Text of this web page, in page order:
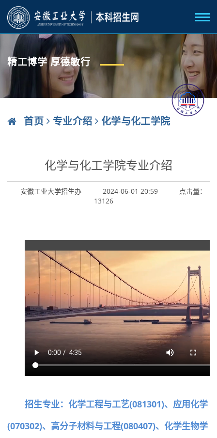
精工博学 厚德敏行
首页 专业介绍 化学与化工学院
化学与化工学院专业介绍
安徽工业大学招生办 2024-06-01 20:59
点击量：
13126
招生专业：化学工程与工艺(081301)、应用化学
(070302)、高分子材料与工程(080407)、化学生物学